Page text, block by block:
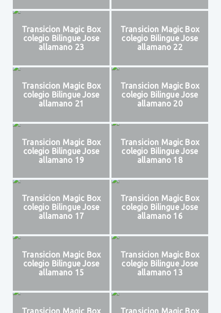
Transicion Magic Box
colegio Bilingue Jose
allamano 23
Transicion Magic Box
colegio Bilingue Jose
allamano 22
Transicion Magic Box
colegio Bilingue Jose
allamano 21
Transicion Magic Box
colegio Bilingue Jose
allamano 20
Transicion Magic Box
colegio Bilingue Jose
allamano 19
Transicion Magic Box
colegio Bilingue Jose
allamano 18
Transicion Magic Box
colegio Bilingue Jose
allamano 17
Transicion Magic Box
colegio Bilingue Jose
allamano 16
Transicion Magic Box
colegio Bilingue Jose
allamano 15
Transicion Magic Box
colegio Bilingue Jose
allamano 13
Transicion Magic Box
Transicion Magic Box